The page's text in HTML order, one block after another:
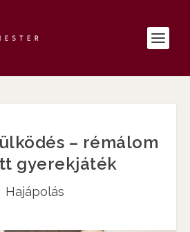
– rémálom
gyerekjáték
Hajápolás